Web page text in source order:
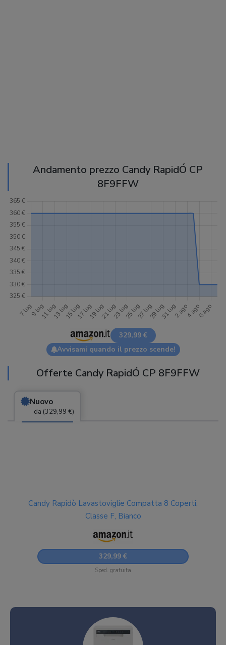
Andamento prezzo Candy RapidÓ CP
8F9FFW
329,99 €
Avvisami quando il prezzo scende!
Offerte Candy RapidÓ CP 8F9FFW
Nuovo
da (329,99 €)
Candy Rapidò Lavastoviglie Compatta 8 Coperti,
Classe F, Bianco
329,99 €
Sped. gratuita